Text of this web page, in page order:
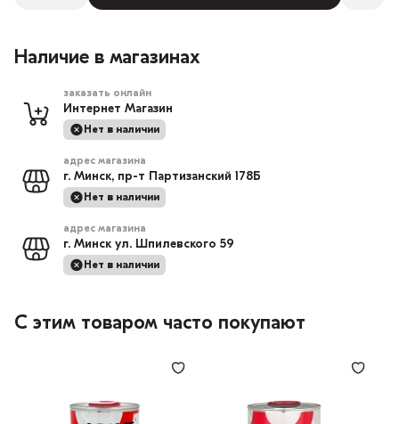
Наличие в магазинах
заказать онлайн
Интернет Магазин
Нет в наличии
адрес магазина
г. Минск, пр-т Партизанский 178Б
Нет в наличии
адрес магазина
г. Минск ул. Шпилевского 59
Нет в наличии
С этим товаром часто покупают